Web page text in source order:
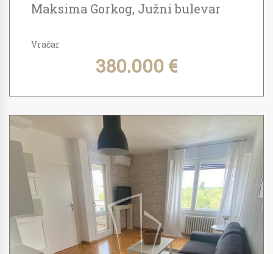
Maksima Gorkog, Južni bulevar
Vračar
380.000 €